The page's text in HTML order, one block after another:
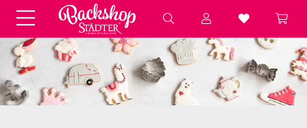
Fondant & Zubehör Speisefarben
Pralinenkapseln Geschenktüten
Backzutaten Küchenhelfer